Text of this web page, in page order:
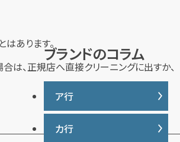
あります。
は、正規店へ直接クリーニングに出すか、
ブランドのコラム
ア行
IWC
カ行